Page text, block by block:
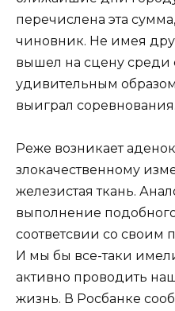
перечислена эта
чиновник. Не имея
вышел на сцену среди
удивительным
выиграл соревнования.
Реже возникает
злокачественному
железистая ткань.
выполнение
соответсвии со своим
И мы бы все-таки
активно проводить
жизнь. В Росбанке